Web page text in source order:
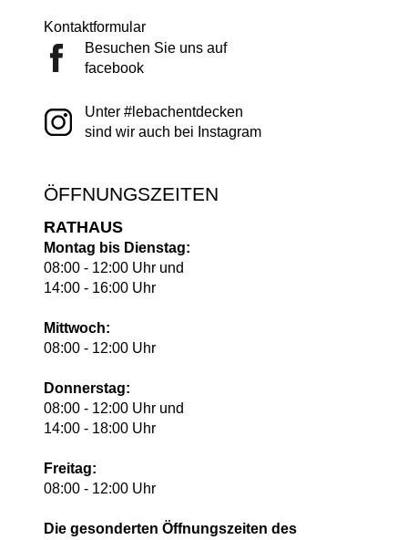
Kontaktformular
Besuchen Sie uns auf
facebook
Unter #lebachentdecken
sind wir auch bei Instagram
ÖFFNUNGSZEITEN
RATHAUS
Montag bis Dienstag:
08:00 - 12:00 Uhr und
14:00 - 16:00 Uhr
Mittwoch:
08:00 - 12:00 Uhr
Donnerstag:
08:00 - 12:00 Uhr und
14:00 - 18:00 Uhr
Freitag:
08:00 - 12:00 Uhr
Die gesonderten Öffnungszeiten des